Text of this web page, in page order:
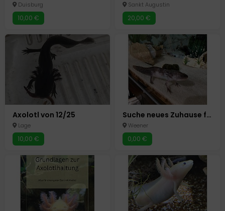
Duisburg
10,00 €
Sankt Augustin
20,00 €
Axolotl von 12/25
Lage
10,00 €
Suche neues Zuhause für lotti
Weener
0,00 €